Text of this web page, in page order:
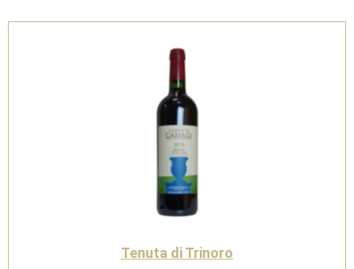
Tenuta di Trinoro